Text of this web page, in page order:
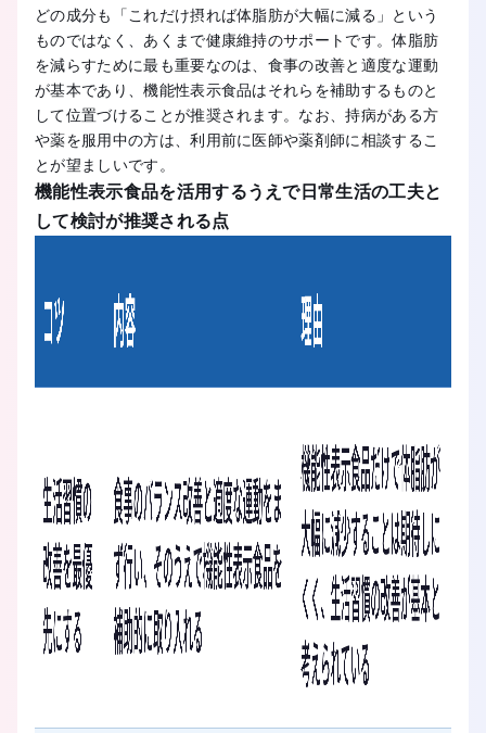
どの成分も「これだけ摂れば体脂肪が大幅に減る」という
ものではなく、あくまで健康維持のサポートです。体脂肪
を減らすために最も重要なのは、食事の改善と適度な運動
が基本であり、機能性表示食品はそれらを補助するものと
して位置づけることが推奨されます。なお、持病がある方
や薬を服用中の方は、利用前に医師や薬剤師に相談するこ
とが望ましいです。
機能性表示食品を活用するうえで日常生活の工夫と
して検討が推奨される点